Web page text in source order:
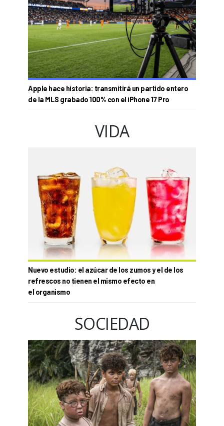
Apple hace historia: transmitirá un partido entero
de la MLS grabado 100% con el iPhone 17 Pro
VIDA
Nuevo estudio: el azúcar de los zumos y el de los
refrescos no tienen el mismo efecto en
el organismo
SOCIEDAD